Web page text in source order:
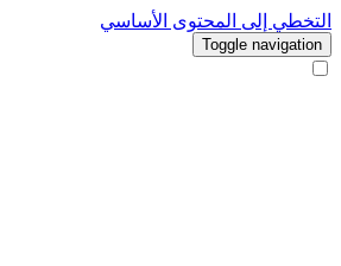
التخطي إلى المحتوى الأساسي
Toggle navigation